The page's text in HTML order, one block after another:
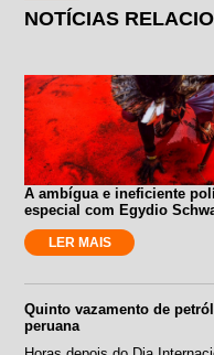
NOTÍCIAS
A ambígua e ineficiente
especial com Egydio
LER MAIS
Quinto vazamento de
peruana